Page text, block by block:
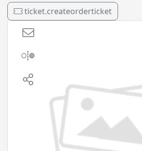
ticket.createorderticket